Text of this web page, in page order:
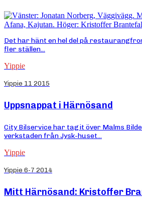
Det har hänt en hel del på
fler ställen...
Yippie
Yippie 11 2015
Uppsnappat i Härnösand
City Bilservice har tagit över Malms
verkstaden från Jysk-huset...
Yippie
Yippie 6-7 2014
Mitt Härnösand: Kristoffer